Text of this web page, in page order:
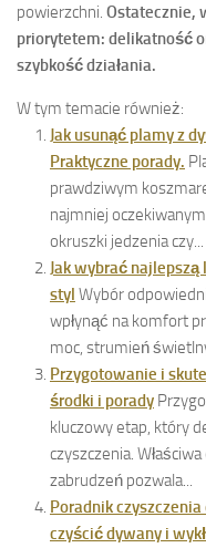
powierzchni. Ostatecznie,
priorytetem: delikatność
szybkość działania.
W tym temacie również:
Jak usunąć plamy z
Praktyczne porady.
prawdziwym
najmniej
okruszki jedzenia czy...
Jak wybrać
styl Wybór
wpłynąć na komfort
moc, strumień
Przygotowanie i
środki i porady
kluczowy etap, który
czyszczenia.
zabrudzeń pozwala...
Poradnik
czyścić dywany i